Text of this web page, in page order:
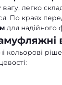
вагу, легко
По краях
для надійного
кольорові